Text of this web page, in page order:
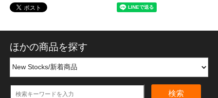
ほかの商品を探す
検索